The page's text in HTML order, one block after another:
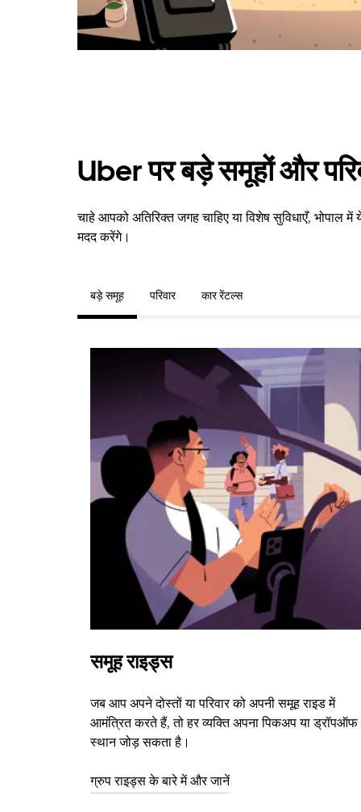
Uber पर बड़े समूहों और
चाहे आपको अतिरिक्त जगह चाहिए या विशेष सुविधाएँ,
मदद करेंगे।
बड़े समूह परिवार कार रेंटल्स
समूह राइड्स
जब आप अपने दोस्तों या परिवार को अपनी समूह राइड में
आमंत्रित करते हैं, तो हर व्यक्ति अपना पिकअप या ड्रॉपऑफ
स्थान जोड़ सकता है।
ग्रुप राइड्स के बारे में और जानें